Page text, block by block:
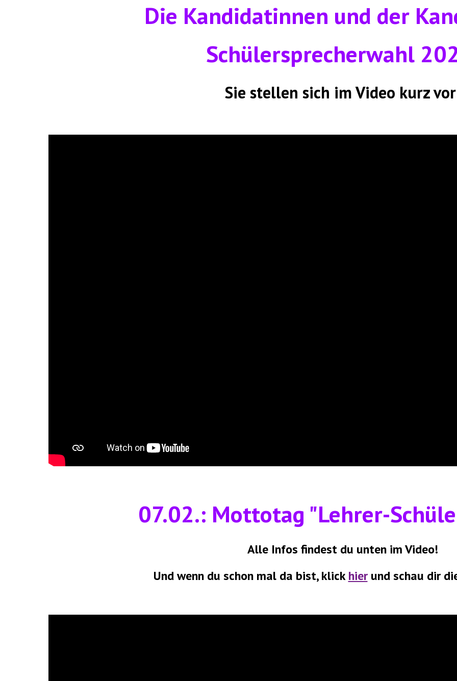
Die Kandidatinnen und der
Schülersprecherwahl
Sie stellen sich im Video kurz
07.02.: Mottotag "Lehrer-
Alle Infos findest du unten im Video!
Und wenn du schon mal da bist, klickhierund schau dir